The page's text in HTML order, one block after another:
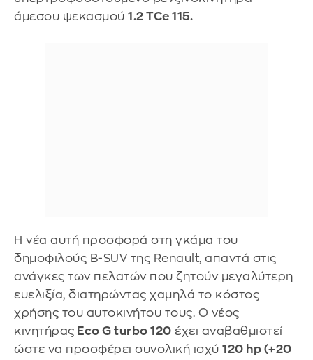
άμεσου ψεκασμού 1.2 TCe 115.
Η νέα αυτή προσφορά στη γκάμα του
δημοφιλούς B-SUV της Renault, απαντά στις
ανάγκες των πελατών που ζητούν μεγαλύτερη
ευελιξία, διατηρώντας χαμηλά το κόστος
χρήσης του αυτοκινήτου τους. Ο νέος
κινητήρας Eco G turbo 120 έχει αναβαθμιστεί
ώστε να προσφέρει συνολική ισχύ 120 hp (+20